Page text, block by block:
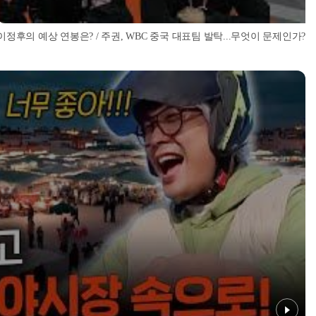
정후의 예상 연봉은? / 주권, WBC 중국 대표팀 발탁...무엇이 문제인가?